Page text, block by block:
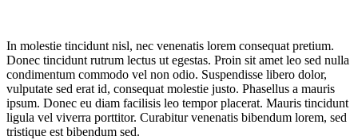
In molestie tincidunt nisl, nec venenatis lorem consequat pretium.
Donec tincidunt rutrum lectus ut egestas. Proin sit amet leo sed nulla
condimentum commodo vel non odio. Suspendisse libero dolor,
vulputate sed erat id, consequat molestie justo. Phasellus a mauris
ipsum. Donec eu diam facilisis leo tempor placerat. Mauris tincidunt
ligula vel viverra porttitor. Curabitur venenatis bibendum lorem, sed
tristique est bibendum sed.